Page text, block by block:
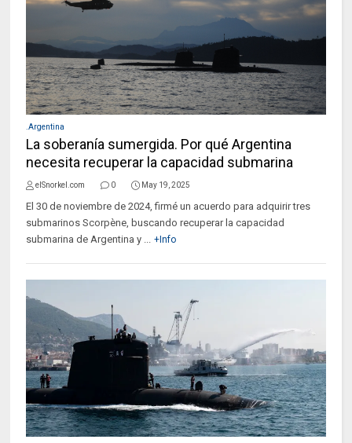
.Argentina
La soberanía sumergida. Por qué Argentina
necesita recuperar la capacidad submarina
elSnorkel.com 0 May 19, 2025
El 30 de noviembre de 2024, firmé un acuerdo para adquirir tres
submarinos Scorpène, buscando recuperar la capacidad
submarina de Argentina y ... +Info